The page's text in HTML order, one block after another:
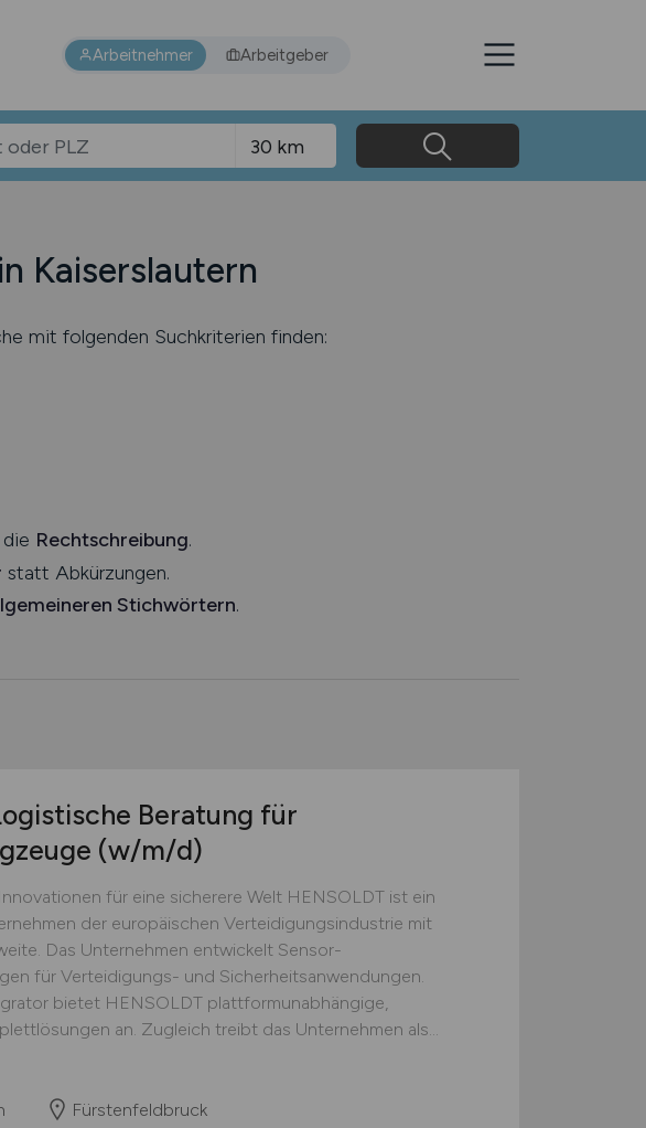
Arbeitnehmer Arbeitgeber
Kaiserslautern
mit folgenden Suchkriterien finden:
Rechtschreibung.
statt Abkürzungen.
Stichwörtern.
Beratung für
(w/m/d)
für eine sicherere Welt HENSOLDT ist ein
der europäischen Verteidigungsindustrie mit
Das Unternehmen entwickelt Sensor-
für Verteidigungs- und Sicherheitsanwendungen.
bietet HENSOLDT plattformunabhängige,
an. Zugleich treibt das Unternehmen als...
Fürstenfeldbruck